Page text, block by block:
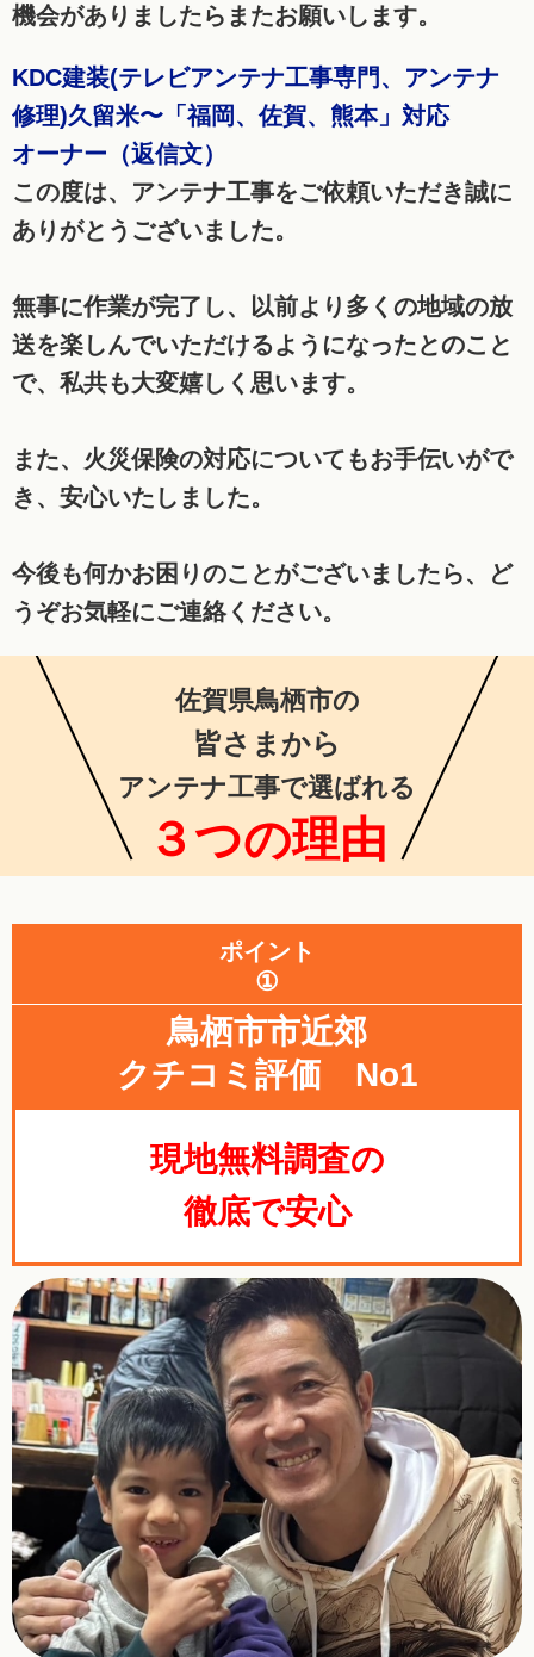
機会がありましたらまたお願いします。
KDC建装(テレビアンテナ工事専門、アンテナ
修理)久留米〜「福岡、佐賀、熊本」対応
オーナー（返信文）
この度は、アンテナ工事をご依頼いただき誠に
ありがとうございました。
無事に作業が完了し、以前より多くの地域の放
送を楽しんでいただけるようになったとのこと
で、私共も大変嬉しく思います。
また、火災保険の対応についてもお手伝いがで
き、安心いたしました。
今後も何かお困りのことがございましたら、ど
うぞお気軽にご連絡ください。
佐賀県鳥栖市の
皆さまから
アンテナ工事で選ばれる
３つの理由
ポイント
①
鳥栖市市近郊
クチコミ評価 No1
現地無料調査の
徹底で安心